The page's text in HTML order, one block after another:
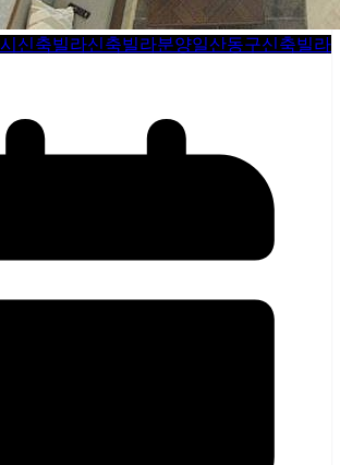
신축빌라신축빌라분양일산동구신축빌라